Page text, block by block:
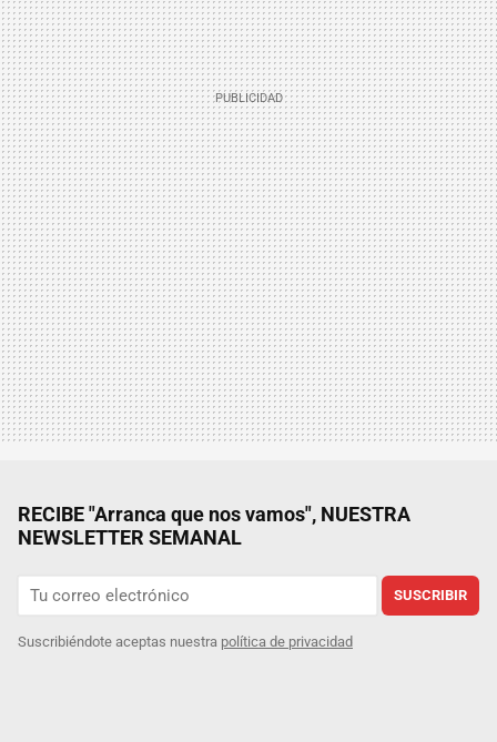
RECIBE "Arranca que nos vamos", NUESTRA
NEWSLETTER SEMANAL
SUSCRIBIR
Suscribiéndote aceptas nuestra política de privacidad